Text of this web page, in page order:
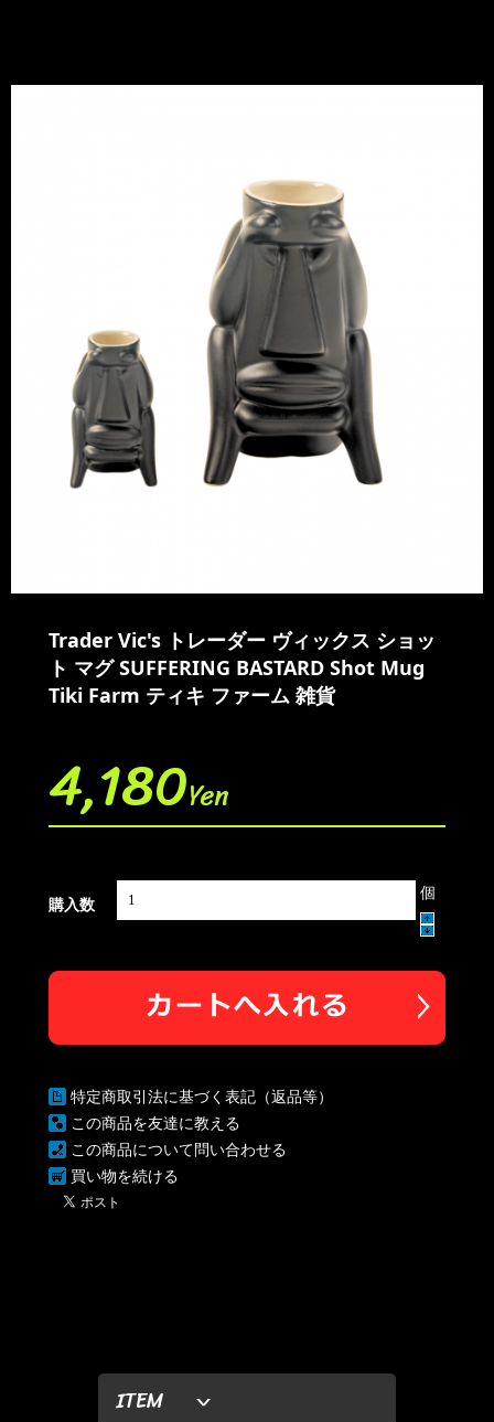
ITEM
Trader Vic's トレーダー ヴィックス ショッ
ト マグ SUFFERING BASTARD Shot Mug
Tiki Farm ティキ ファーム 雑貨
4,180Yen
購入数
個
特定商取引法に基づく表記（返品等）
この商品を友達に教える
この商品について問い合わせる
買い物を続ける